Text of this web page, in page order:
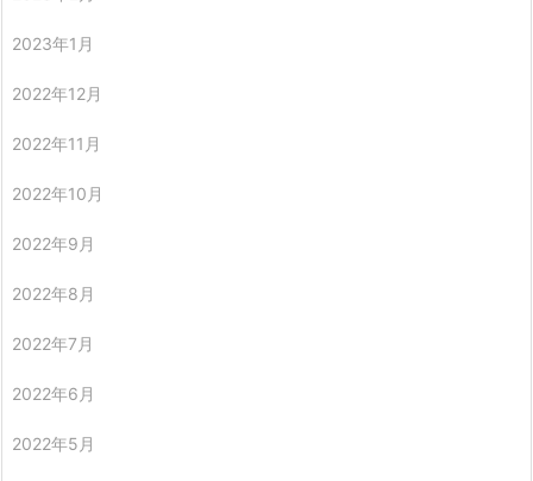
2023年1月
2022年12月
2022年11月
2022年10月
2022年9月
2022年8月
2022年7月
2022年6月
2022年5月